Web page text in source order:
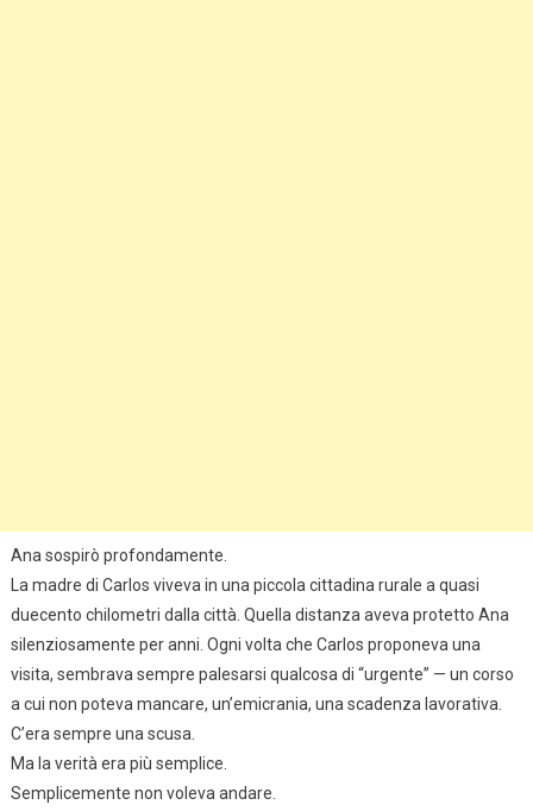
Ana sospirò profondamente.
La madre di Carlos viveva in una piccola cittadina rurale a quasi
duecento chilometri dalla città. Quella distanza aveva protetto Ana
silenziosamente per anni. Ogni volta che Carlos proponeva una
visita, sembrava sempre palesarsi qualcosa di “urgente” — un corso
a cui non poteva mancare, un’emicrania, una scadenza lavorativa.
C’era sempre una scusa.
Ma la verità era più semplice.
Semplicemente non voleva andare.